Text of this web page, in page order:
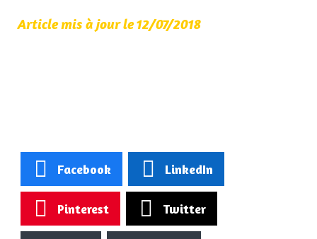
Article mis à jour le 12/07/2018
Facebook LinkedIn
Pinterest Twitter